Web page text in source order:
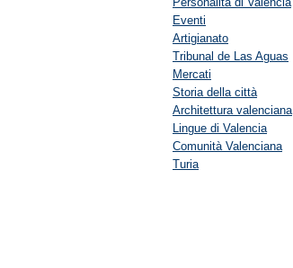
Eventi
Artigianato
Tribunal de Las Aguas
Mercati
Storia della città
Architettura valenciana
Lingue di Valencia
Comunità Valenciana
Turia